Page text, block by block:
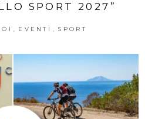
SPORT 2027”
, EVENTI , SPORT